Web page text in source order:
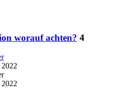
worauf achten? 4